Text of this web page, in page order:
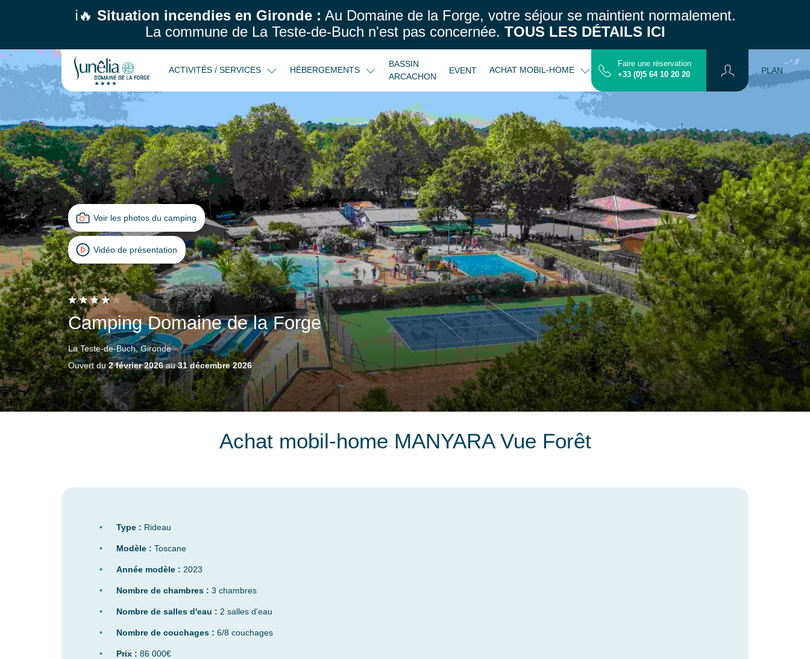
ℹ️🔥 Situation incendies en Gironde : Au Domaine de la Forge, votre séjour se maintient normalement.
La commune de La Teste-de-Buch n'est pas concernée. TOUS LES DÉTAILS ICI
ACTIVITÉS / SERVICES HÉBERGEMENTS
BASSIN
ARCACHON
EVENT ACHAT MOBIL-HOME INFOS PRATIQUES CONTACT PLAN
Faire une réservation
+33 (0)5 64 10 20 20
Voir les photos du camping
Vidéo de présentation
Camping Domaine de la Forge
La Teste-de-Buch, Gironde
Ouvert du2 février 2026au31 décembre 2026
Achat mobil-home MANYARA Vue Forêt
Type : Rideau
Modèle : Toscane
Année modèle : 2023
Nombre de chambres : 3 chambres
Nombre de salles d'eau : 2 salles d'eau
Nombre de couchages : 6/8 couchages
Prix : 86 000€